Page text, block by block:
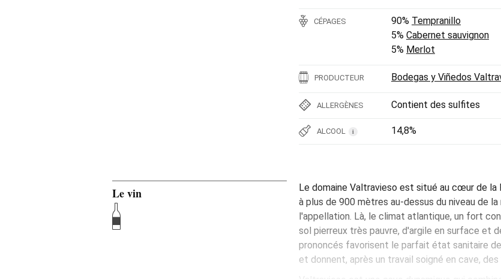
CÉPAGES 90% Tempranillo
5% Cabernet sauvignon
5% Merlot
PRODUCTEUR Bodegas y Viñedos
ALLERGÈNES Contient des sulfites
ALCOOL i 14,8%
Le vin
Le domaine Valtravieso est situé au cœur de la
à plus de 900 mètres au-dessus du niveau de
l'appellation. Là, le climat atlantique, un fort
sol pierreux très pauvre, d'argile en surface et
prononcés favorisent le parfait état sanitaire
et donnent, après un travail soigné en cave, des